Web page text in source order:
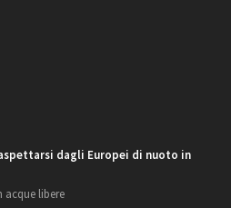
dagli Europei di nuoto in
acque libere